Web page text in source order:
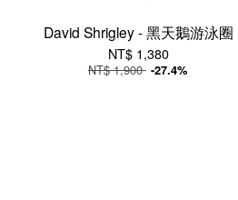
David Shrigley - 黑天鵝游泳圈
NT$ 1,380
NT$ 1,900 -27.4%